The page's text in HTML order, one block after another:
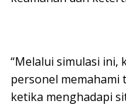
“Melalui simulasi ini,
personel memahami
ketika menghadapi